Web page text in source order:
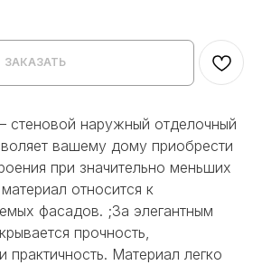
ЗАКАЗАТЬ
стеновой наружный отделочный
вашему дому приобрести
при значительно меньших
относится к
фасадов. ;За элегантным
прочность,
практичность. Материал легко